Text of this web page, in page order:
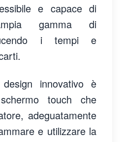
e capace di
gamma di
i tempi e
innovativo è
touch che
adeguatamente
e utilizzare la